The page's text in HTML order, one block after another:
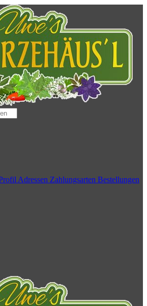
Adressen Zahlungsarten Bestellungen